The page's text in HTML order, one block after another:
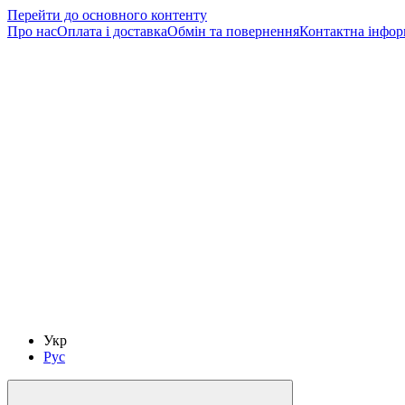
Перейти до основного контенту
Про насОплата і доставкаОбмін та поверненняКонтактна
Укр
Рус